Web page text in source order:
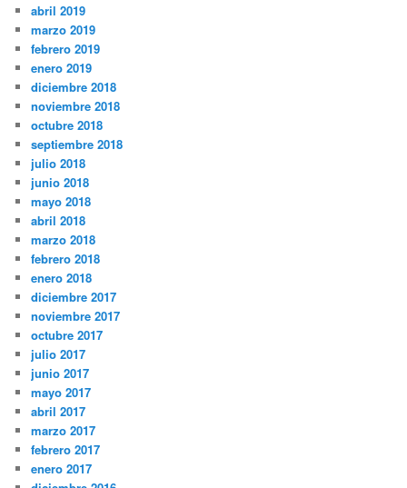
abril 2019
marzo 2019
febrero 2019
enero 2019
diciembre 2018
noviembre 2018
octubre 2018
septiembre 2018
julio 2018
junio 2018
mayo 2018
abril 2018
marzo 2018
febrero 2018
enero 2018
diciembre 2017
noviembre 2017
octubre 2017
julio 2017
junio 2017
mayo 2017
abril 2017
marzo 2017
febrero 2017
enero 2017